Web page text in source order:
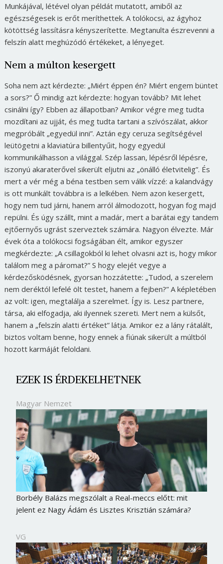
Munkájával, létével olyan példát mutatott, amiből az
egészségesek is erőt meríthettek. A tolókocsi, az ágyhoz
kötöttség lassításra kényszerítette. Megtanulta észrevenni a
felszín alatt meghúzódó értékeket, a lényeget.
Nem a múlton kesergett
Soha nem azt kérdezte: „Miért éppen én? Miért engem büntet
a sors?” Ő mindig azt kérdezte: hogyan tovább? Mit lehet
csinálni így? Ebben az állapotban? Amikor végre meg tudta
mozdítani az ujját, és meg tudta tartani a szívószálat, akkor
megpróbált „egyedül inni”. Aztán egy ceruza segítségével
leütögetni a klaviatúra billentyűit, hogy egyedül
kommunikálhasson a világgal. Szép lassan, lépésről lépésre,
iszonyú akaraterővel sikerült eljutni az „önálló életvitelig”. És
mert a vér még a béna testben sem válik vízzé: a kalandvágy
is ott munkált továbbra is a lelkében. Nem azon kesergett,
hogy nem tud járni, hanem arról álmodozott, hogyan fog majd
repülni. És úgy szállt, mint a madár, mert a barátai egy tandem
ejtőernyős ugrást szerveztek számára. Nagyon élvezte. Már
évek óta a tolókocsi fogságában élt, amikor egyszer
megkérdezte: „A csillagokból ki lehet olvasni azt is, hogy mikor
találom meg a páromat?” S hogy elejét vegye a
kérdezősködésnek, gyorsan hozzátette: „Tudod, a szerelem
nem deréktól lefelé ölt testet, hanem a fejben?” A képletében
az volt: igen, megtalálja a szerelmet. Így is. Lesz partnere,
társa, aki elfogadja, aki ilyennek szereti. Mert nem a külsőt,
hanem a „felszín alatti értéket” látja. Amikor ez a lány rátalált,
biztos voltam benne, hogy ennek a fiúnak sikerült a múltból
hozott karmáját feloldani.
EZEK IS ÉRDEKELHETNEK
Magyar Nemzet
Borbély Balázs megszólalt a Real-meccs előtt: mit
jelent ez Nagy Ádám és Lisztes Krisztián számára?
VG